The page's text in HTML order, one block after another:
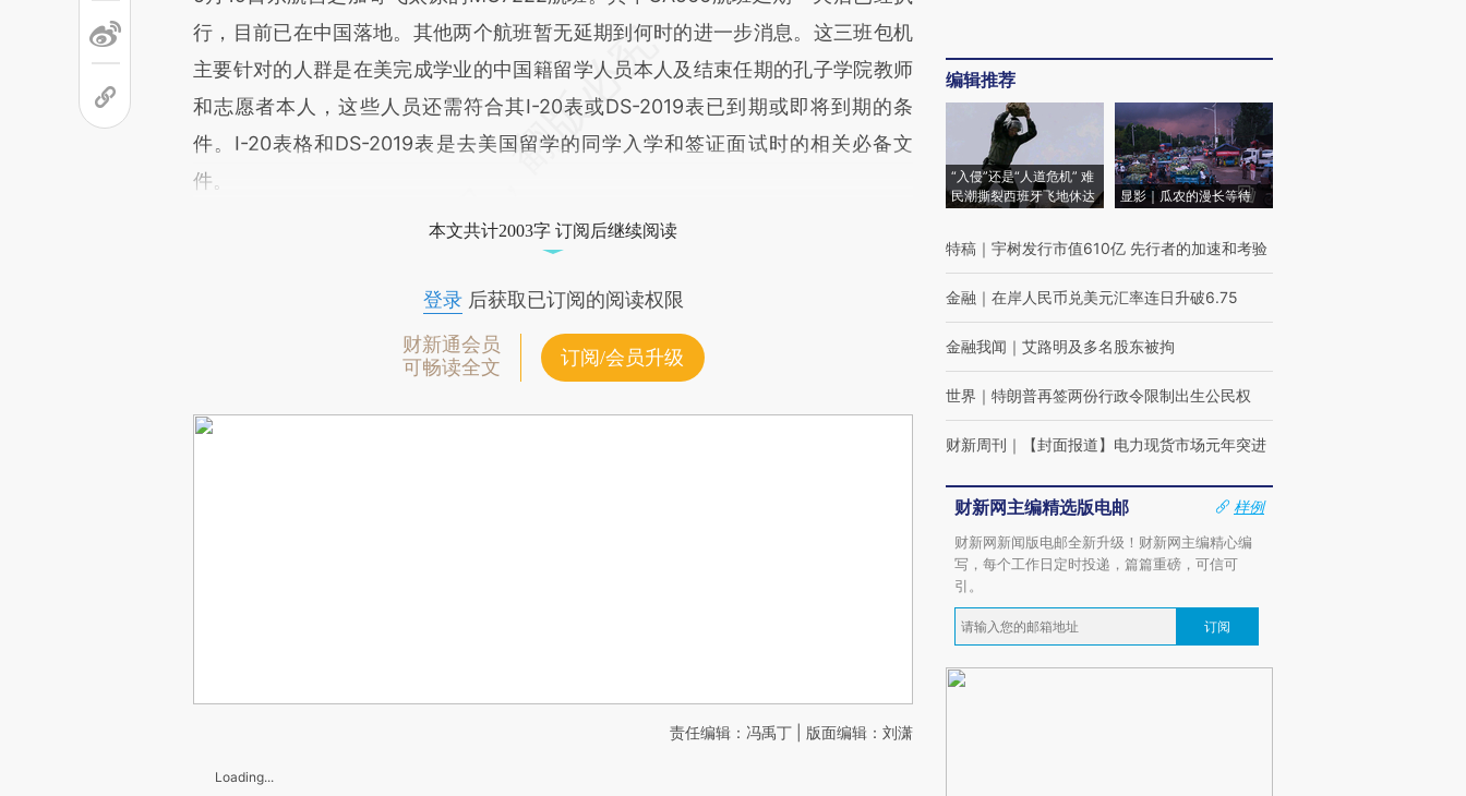
行，目前已在中国落地。其他两个航班暂无延期到何时的进一步消息。这三班包机
主要针对的人群是在美完成学业的中国籍留学人员本人及结束任期的孔子学院教师
和志愿者本人，这些人员还需符合其I-20表或DS-2019表已到期或即将到期的条
件。I-20表格和DS-2019表是去美国留学的同学入学和签证面试时的相关必备文
件。
本文共计2003字 订阅后继续阅读
登录后获取已订阅的阅读权限
财新通会员
可畅读全文
订阅/会员升级
责任编辑：冯禹丁 | 版面编辑：刘潇
Loading...
编辑推荐
“入侵”还是“人道危机” 难
民潮撕裂西班牙飞地休达
显影｜瓜农的漫长等待
特稿 ｜ 宇树发行市值610亿 先行者的加速和考验
金融 ｜ 在岸人民币兑美元汇率连日升破6.75
金融我闻 ｜ 艾路明及多名股东被拘
世界 ｜ 特朗普再签两份行政令限制出生公民权
财新周刊 ｜ 【封面报道】电力现货市场元年突进
财新网主编精选版电邮
样例
财新网新闻版电邮全新升级！财新网主编精心编
写，每个工作日定时投递，篇篇重磅，可信可
引。
订阅